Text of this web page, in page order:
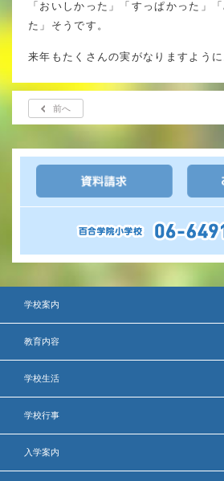
「おいしかった」「すっぱかった」
た」そうです。
来年もたくさんの実がなりますように
前へ
学校案内
教育内容
学校生活
学校行事
入学案内